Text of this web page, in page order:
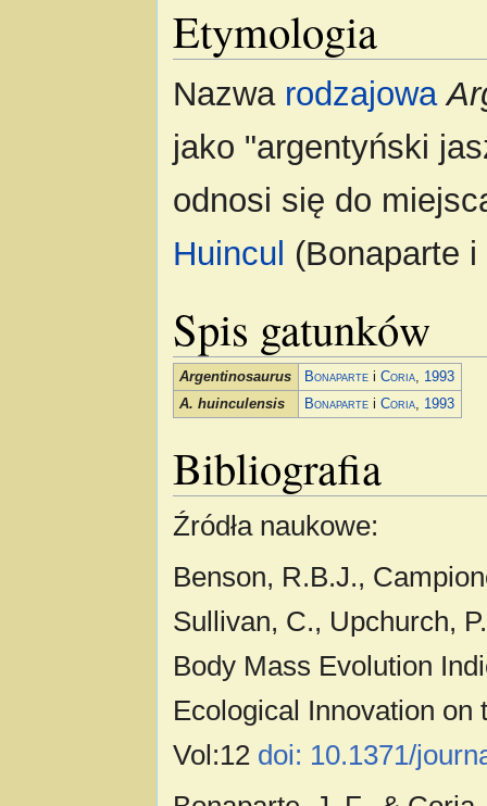
Etymologia
Nazwa rodzajowa
jako "argentyński
odnosi się do
Huincul (Bonaparte
Spis gatunków
Argentinosaurus Bonaparte iCoria, 1993
A. huinculensis
Bonaparte iCoria, 1993
Bibliografia
Źródła naukowe:
Benson, R.B.J.,
Sullivan, C., Upchurch,
Body Mass Evolution
Ecological Innovation on
Vol:12 doi: 10.1371/